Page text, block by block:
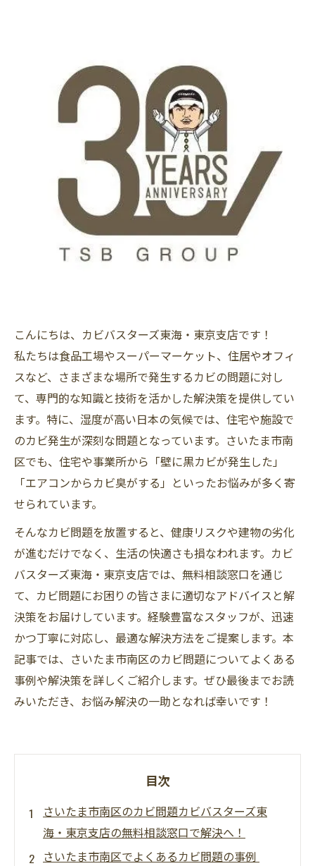
こんにちは、カビバスターズ東海・東京支店です！
私たちは食品工場やスーパーマーケット、住居やオフィ
スなど、さまざまな場所で発生するカビの問題に対し
て、専門的な知識と技術を活かした解決策を提供してい
ます。特に、湿度が高い日本の気候では、住宅や施設で
のカビ発生が深刻な問題となっています。さいたま市南
区でも、住宅や事業所から「壁に黒カビが発生した」
「エアコンからカビ臭がする」といったお悩みが多く寄
せられています。
そんなカビ問題を放置すると、健康リスクや建物の劣化
が進むだけでなく、生活の快適さも損なわれます。カビ
バスターズ東海・東京支店では、無料相談窓口を通じ
て、カビ問題にお困りの皆さまに適切なアドバイスと解
決策をお届けしています。経験豊富なスタッフが、迅速
かつ丁寧に対応し、最適な解決方法をご提案します。本
記事では、さいたま市南区のカビ問題についてよくある
事例や解決策を詳しくご紹介します。ぜひ最後までお読
みいただき、お悩み解決の一助となれば幸いです！
目次
さいたま市南区のカビ問題カビバスターズ東
海・東京支店の無料相談窓口で解決へ！
さいたま市南区でよくあるカビ問題の事例